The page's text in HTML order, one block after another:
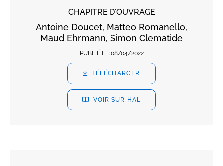
CHAPITRE D'OUVRAGE
Antoine Doucet, Matteo Romanello,
Maud Ehrmann, Simon Clematide
PUBLIÉ LE: 08/04/2022
TÉLÉCHARGER
VOIR SUR HAL